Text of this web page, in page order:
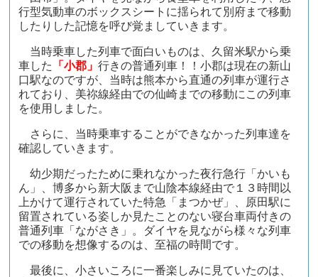
行型気動車のボックスシートに揺られて別府まで移動
したりした記憶を呼び覚ましていきます。
当時乗車した列車で面白いものは、久留米駅から乗
車した
「小郡」行きの普通列車！！小郡は現在の新山
口駅なのですが、当時は熊本から直通の列車が運行さ
れており、美祢線経由での仙崎までの移動にこの列車
を使用しました。
さらに、当時乗車することができなかった列車達を
確認していきます。
幼少期だったために乗れなかった夜行急行「かいも
ん」、博多から新大阪まで山陰本線経由で１３時間以
上かけて運行されていた特急「まつかぜ」、原田駅に
留置されている姿しか見たことのない寝台車両付きの
普通列車「ながさき」。ダイヤを見ながら様々な列車
での移動を想像するのは、至福の時間です。
最後に、小さいころに一番楽しみに見ていたのは、